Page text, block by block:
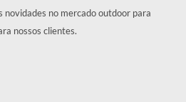
novidades no mercado outdoor para
nossos clientes.